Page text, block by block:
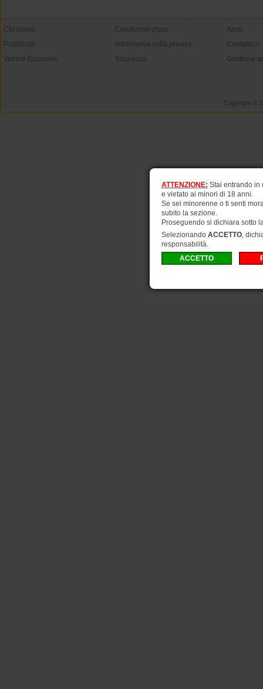
Chi siamo
Pubblicità
Vetrine Exclusive
Condizioni d'uso
Informativa sulla privacy
Sicurezza
Aiuto
Contattaci
Gestione
Copyright ©
ATTENZIONE: Stai entrando in
e vietato ai minori di 18 anni.
Se sei minorenne o ti senti
subito la sezione.
Proseguendo si dichiara sotto
Selezionando ACCETTO,
responsabilità.